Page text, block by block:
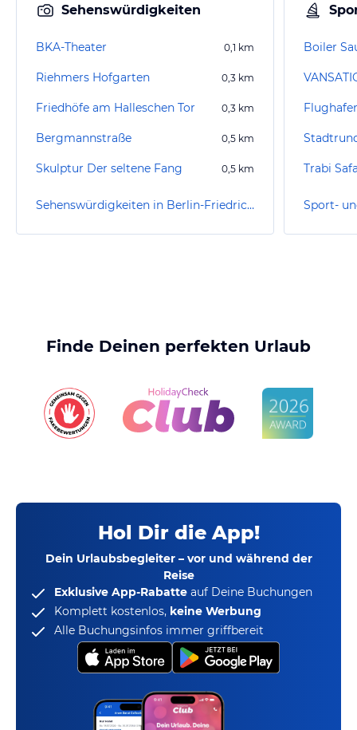
Sehenswürdigkeiten
BKA-Theater 0,1 km
Riehmers Hofgarten 0,3 km
Friedhöfe am Halleschen Tor 0,3 km
Bergmannstraße 0,5 km
Skulptur Der seltene Fang 0,5 km
Sehenswürdigkeiten in Berlin-Friedrichshain-Kreuzberg
Boiler
Trabi
Finde Deinen perfekten Urlaub
Hol Dir die App!
Dein Urlaubsbegleiter – vor und während der
Reise
Exklusive App-Rabatte auf Deine Buchungen
Komplett kostenlos, keine Werbung
Alle Buchungsinfos immer griffbereit